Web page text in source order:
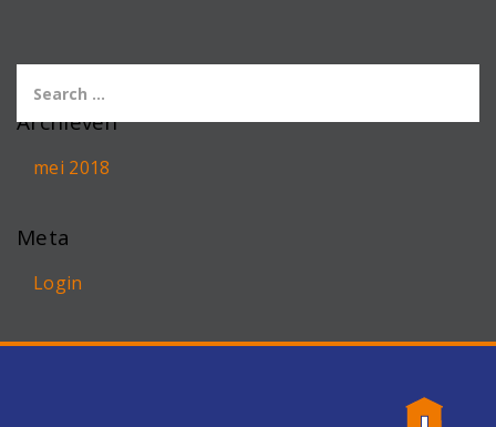
Archieven
mei 2018
Meta
Login